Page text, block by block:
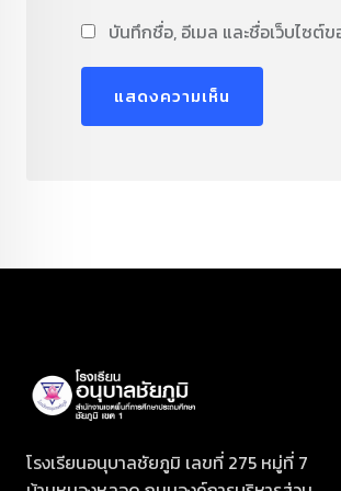
บันทึกชื่อ, อีเมล และชื่อเว็บไซต์
โรงเรียนอนุบาลชัยภูมิ เลขที่ 275 หมู่ที่ 7